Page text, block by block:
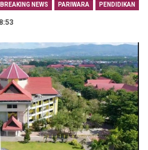
BREAKING NEWS PARIWARA PENDIDIKAN